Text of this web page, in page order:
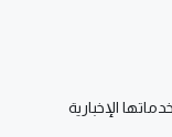
الإخبارية